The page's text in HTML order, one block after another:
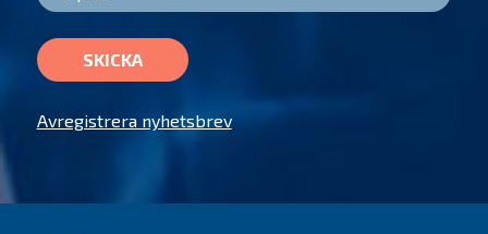
SKICKA
Avregistrera nyhetsbrev